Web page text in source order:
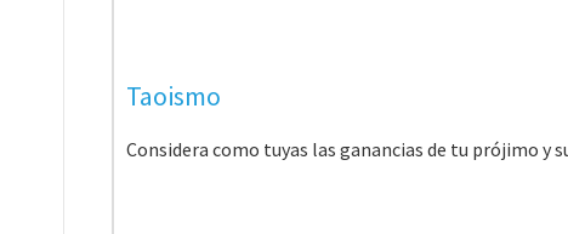
Taoismo
Considera como tuyas las ganancias de tu prójimo y